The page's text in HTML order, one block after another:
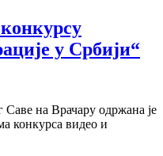
у Србији“
на Врачару одржана је
конкурса видео и